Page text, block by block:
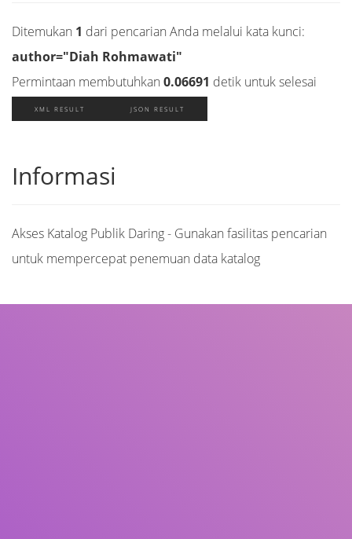
Ditemukan 1 dari pencarian Anda melalui kata kunci:
author="Diah Rohmawati"
Permintaan membutuhkan 0.06691 detik untuk selesai
XML RESULT JSON RESULT
Informasi
Akses Katalog Publik Daring - Gunakan fasilitas pencarian
untuk mempercepat penemuan data katalog